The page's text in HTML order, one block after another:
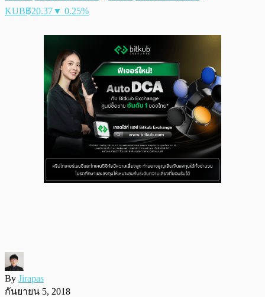
KUB฿20.37▼ 0.25%
By Jirapas
กันยายน 5, 2018